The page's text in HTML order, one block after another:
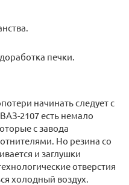
печки.
начинать следует с
2107 есть немало
с завода
Но резина со
и заглушки
отверстия
холодный воздух.